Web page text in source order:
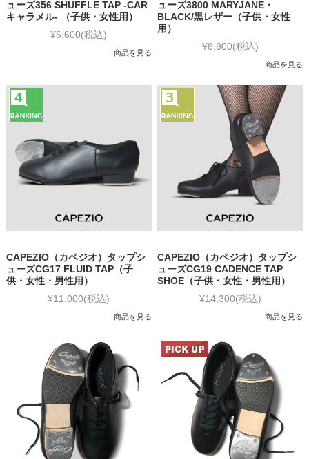
ューズ356 SHUFFLE TAP -CAR
キャラメル- （子供・女性用）
¥6,600(税込)
商品を見る
ューズ3800 MARYJANE・
BLACK/黒レザー（子供・女性
用）
¥8,800(税込)
商品を見る
CAPEZIO（カペジオ）タップシ
ューズCG17 FLUID TAP（子
供・女性・男性用）
¥11,000(税込)
商品を見る
CAPEZIO（カペジオ）タップシ
ューズCG19 CADENCE TAP
SHOE（子供・女性・男性用）
¥14,300(税込)
商品を見る